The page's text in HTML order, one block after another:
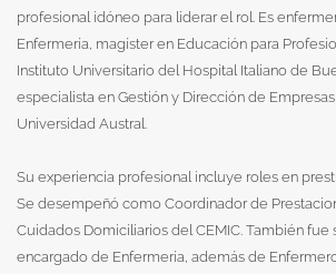
profesional idóneo para liderar el rol. Es
Enfermería, magíster en Educación para
Instituto Universitario del Hospital Italiano de
especialista en Gestión y Dirección de
Universidad Austral.
Su experiencia profesional incluye roles en
Se desempeñó como Coordinador de
Cuidados Domiciliarios del CEMIC. También fue
encargado de Enfermería, además de